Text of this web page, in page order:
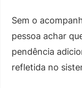
Sem o
pessoa achar
pendência
refletida no